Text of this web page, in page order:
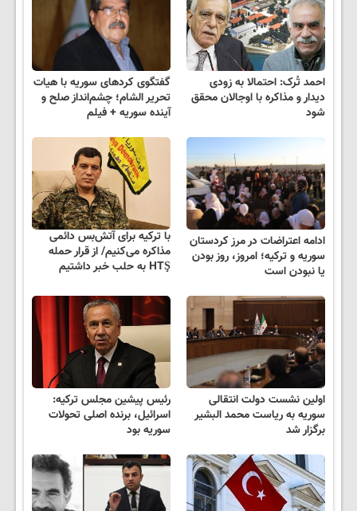
احمد تُرک: احتمالا به زودی
دیدار و مذاکره با اوجالان محقق
شود
گفتگوی کردهای سوریه با هیات
تحریر الشام؛ چشم‌انداز صلح و
آینده‌ سوریه + فیلم
ادامه‌ اعتراضات در مرز کردستان
سوریه و ترکیه؛ امروز، روز بودن
یا نبودن است
با ترکیه برای آتش‌بس دائمی
مذاکره می‌کنیم/ از قرار حمله
HTŞ به حلب خبر داشتیم
اولین نشست دولت انتقالی
سوریه به ریاست محمد البشیر
برگزار شد
رئیس پیشین مجلس ترکیه:
اسرائیل، برنده اصلی تحولات
سوریه بود